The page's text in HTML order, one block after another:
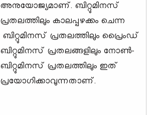
അനുയോജ്യമാണ്. ബിറ്റുമിനസ്
പ്രതലത്തിലും കാലപ്പഴക്കം ചെന്ന
ബിറ്റുമിനസ് പ്രതലത്തിലും പ്രൈംഡ്
ബിറ്റുമിനസ് പ്രതലങ്ങളിലും നോൺ-
ബിറ്റുമിനസ് പ്രതലത്തിലും ഇത്
പ്രയോഗിക്കാവുന്നതാണ്.